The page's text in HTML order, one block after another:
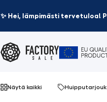
✨ Hei, lämpimästi tervetuloa!
Näytä kaikki